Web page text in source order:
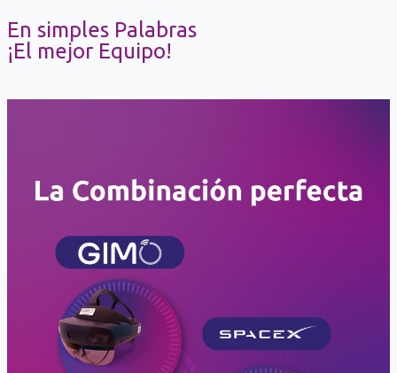
En simples Palabras
¡El mejor Equipo!